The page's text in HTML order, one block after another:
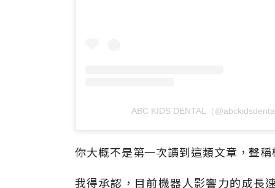
ABC KIDS DENTAL（
你大概不是第一次讀到這類文章，聲
我得承認，目前機器人影響力的成長